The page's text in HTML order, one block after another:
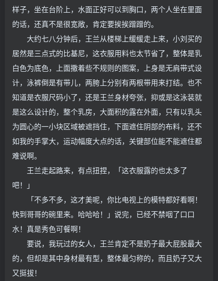
样子，坐在台阶上，水面正好可以到胸口，两个人坐在里面
的话，还真不是很宽敞，肯定要挨挨蹭蹭的。
大约七八分钟后，王兰从楼梯上缓缓走上来，小刘买的
居然是三点式的比基尼，这衣服用料也太节省了，整体是乳
白色为底色，上面撒着些不规则的图案，上身是无肩带式设
计，泳裤倒是有带儿，两胯上分别有两根带用来打结。也不
知道是衣服尺码小了，还是王兰身材夸张，抑或是这泳装就
是这么设计的，整个乳房，大面积的露在外面，只有以乳头
为圆心的一小块区域被遮挡住，下面遮住阴部的布料，还不
如我的手掌大，运动幅度大点的话，关键部位能不能遮住都
难说啊。
王兰走起路来，有点扭捏，「这衣服露的也太多了
吧！」
「不多不多，这才美呢，你比电视上的模特都好看啊！
快到哥哥的碗里来。哈哈哈！」说完，已经不禁咽了口口
水！真是秀色可餐啊！
要说，我玩过的女人，王兰肯定不是奶子最大屁股最大
的，但却是其中身材最有型，整体最匀称的，而且奶子又大
又挺拔！